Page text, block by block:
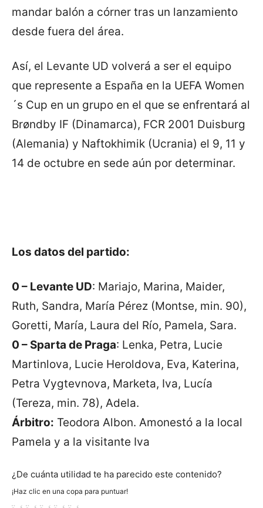
mandar balón a córner tras un lanzamiento
desde fuera del área.
Así, el Levante UD volverá a ser el equipo
que represente a España en la UEFA Women
´s Cup en un grupo en el que se enfrentará al
Brøndby IF (Dinamarca), FCR 2001 Duisburg
(Alemania) y Naftokhimik (Ucrania) el 9, 11 y
14 de octubre en sede aún por determinar.
Los datos del partido:
0 – Levante UD: Mariajo, Marina, Maider,
Ruth, Sandra, María Pérez (Montse, min. 90),
Goretti, María, Laura del Río, Pamela, Sara.
0 – Sparta de Praga: Lenka, Petra, Lucie
Martinlova, Lucie Heroldova, Eva, Katerina,
Petra Vygtevnova, Marketa, Iva, Lucía
(Tereza, min. 78), Adela.
Árbitro: Teodora Albon. Amonestó a la local
Pamela y a la visitante Iva
¿De cuánta utilidad te ha parecido este contenido?
¡Haz clic en una copa para puntuar!